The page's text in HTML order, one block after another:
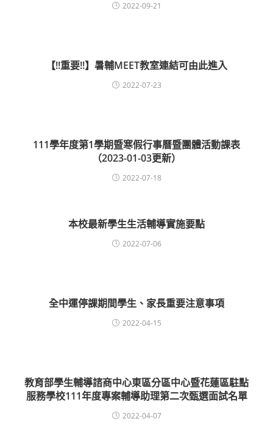
2022-09-21
【!!重要!!】暑輔MEET教室連結可由此進入
2022-07-23
111學年度第1學期暨寒假行事曆暨團體活動課表
（2023-01-03更新）
2022-07-18
本校最新學生生活輔導實施要點
2022-07-06
全中運停課期間學生、家長重要注意事項
2022-04-15
教育部學生輔導諮商中心東區分區中心暨花蓮區駐點
服務學校111年度專案輔導助理第二次甄選面試名單
2022-04-07